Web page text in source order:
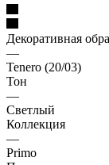
Декоративная
—
Tenero (20/03)
Тон
—
Светлый
Коллекция
—
Primo